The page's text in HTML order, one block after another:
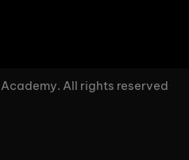
All rights reserved